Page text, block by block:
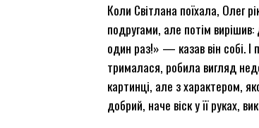
Коли Світлана поїхала, Олег
подругами, але потім
один раз!» — казав він собі. І
трималася, робила вигляд
картинці, але з характером,
добрий, наче віск у її руках,